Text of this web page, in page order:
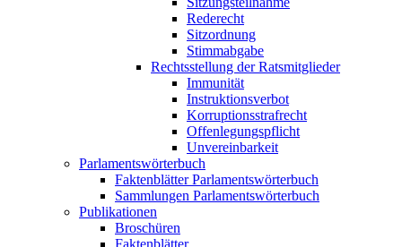
Rederecht
Sitzordnung
Stimmabgabe
Rechtsstellung der Ratsmitglieder
Immunität
Instruktionsverbot
Korruptionsstrafrecht
Offenlegungspflicht
Unvereinbarkeit
Parlamentswörterbuch
Faktenblätter Parlamentswörterbuch
Sammlungen Parlamentswörterbuch
Publikationen
Broschüren